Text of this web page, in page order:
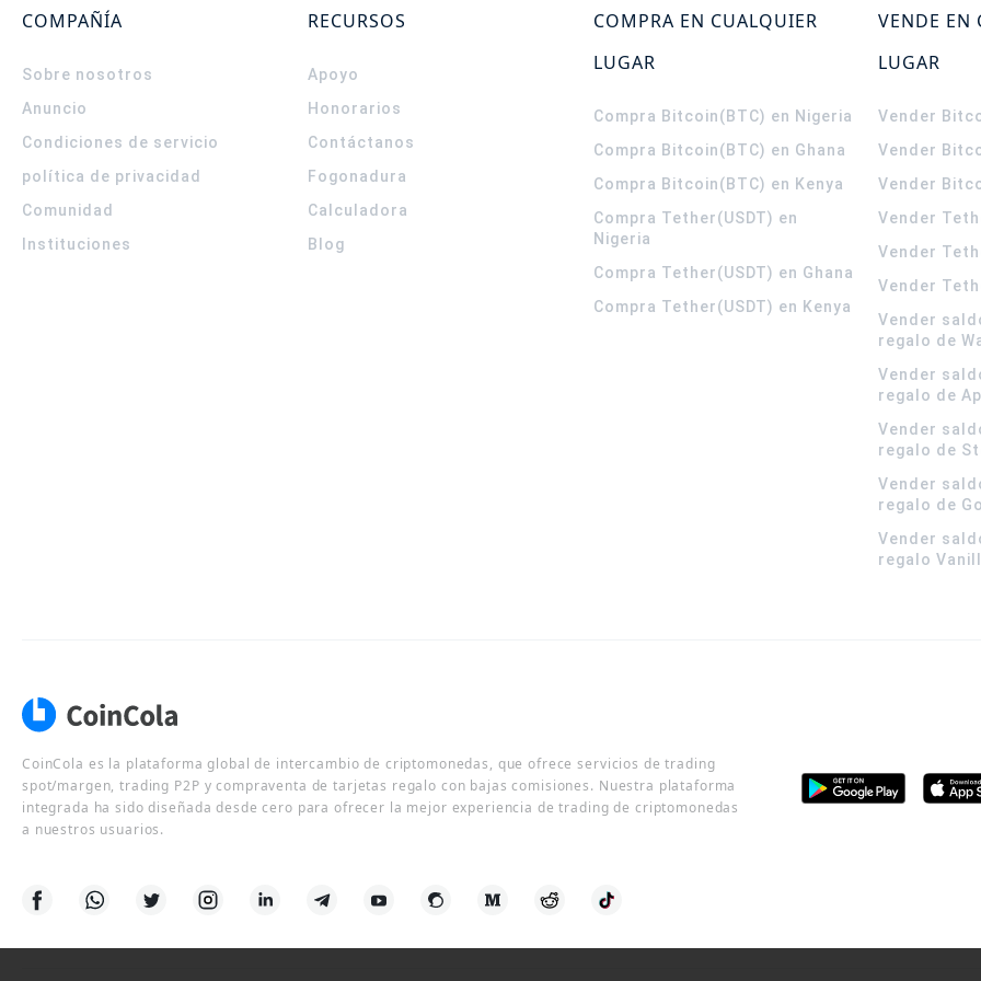
COMPAÑÍA
Sobre nosotros
Anuncio
Condiciones de servicio
política de privacidad
Comunidad
Instituciones
RECURSOS
Apoyo
Honorarios
Contáctanos
Fogonadura
Calculadora
Blog
COMPRA EN CUALQUIER
LUGAR
Compra Bitcoin(BTC) en Nigeria
Compra Bitcoin(BTC) en Ghana
Compra Bitcoin(BTC) en Kenya
Compra Tether(USDT) en
Nigeria
Compra Tether(USDT) en Ghana
Compra Tether(USDT) en Kenya
VENDE EN
LUGAR
Vender
Vender
Vender
Vender
Vender
Vender
Vender
regalo de
Vender
regalo de
Vender
regalo de
Vender
regalo de
Vender
regalo
CoinCola es la plataforma global de intercambio de criptomonedas, que ofrece servicios de trading
spot/margen, trading P2P y compraventa de tarjetas regalo con bajas comisiones. Nuestra plataforma
integrada ha sido diseñada desde cero para ofrecer la mejor experiencia de trading de criptomonedas
a nuestros usuarios.